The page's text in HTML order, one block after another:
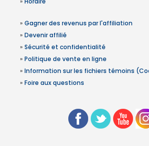
» Gagner des revenus par l'affiliation
» Devenir affilié
» Sécurité et confidentialité
» Politique de vente en ligne
» Information sur les fichiers témoins
» Foire aux questions